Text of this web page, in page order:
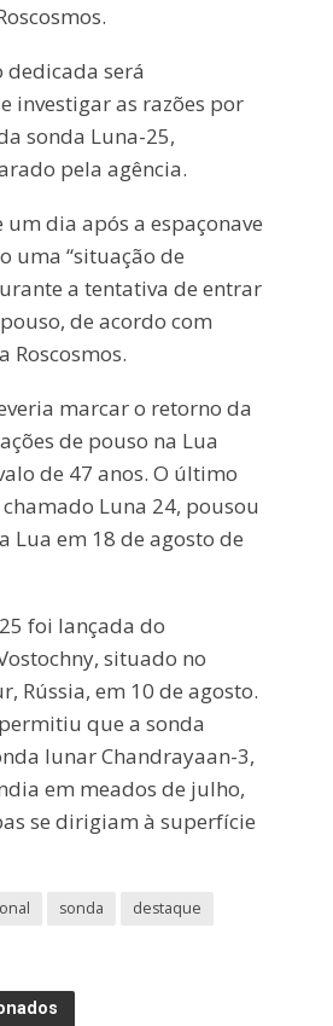
dedicada será
investigar as razões por
sonda Luna-25,
pela agência.
dia após a espaçonave
uma “situação de
a tentativa de entrar
de acordo com
Roscosmos.
marcar o retorno da
de pouso na Lua
de 47 anos. O último
Luna 24, pousou
Lua em 18 de agosto de
foi lançada do
situado no
Rússia, em 10 de agosto.
que a sonda
lunar Chandrayaan-3,
em meados de julho,
se dirigiam à superfície
sonda
destaque